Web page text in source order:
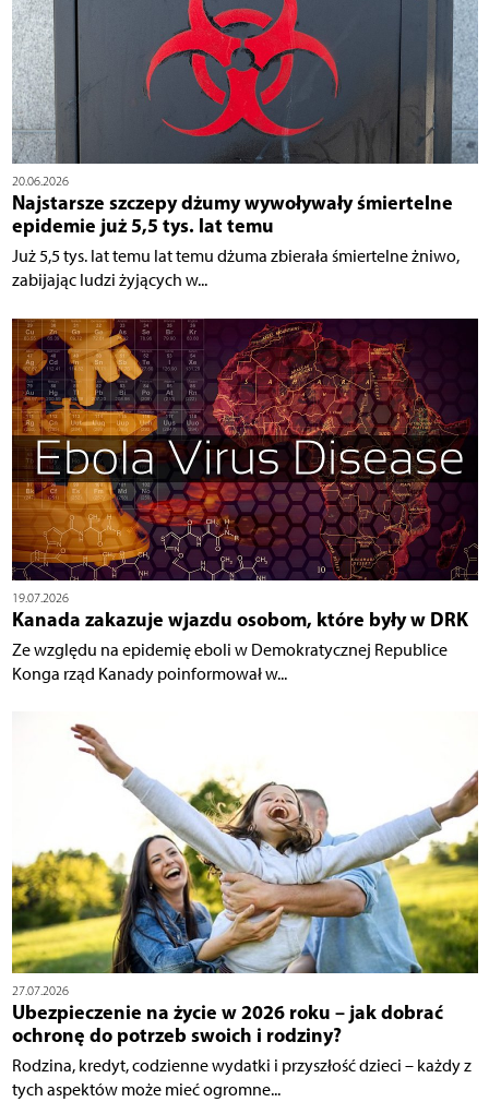
20.06.2026
Najstarsze szczepy dżumy wywoływały śmiertelne
epidemie już 5,5 tys. lat temu
Już 5,5 tys. lat temu lat temu dżuma zbierała śmiertelne żniwo,
zabijając ludzi żyjących w...
19.07.2026
Kanada zakazuje wjazdu osobom, które były w DRK
Ze względu na epidemię eboli w Demokratycznej Republice
Konga rząd Kanady poinformował w...
27.07.2026
Ubezpieczenie na życie w 2026 roku – jak dobrać
ochronę do potrzeb swoich i rodziny?
Rodzina, kredyt, codzienne wydatki i przyszłość dzieci – każdy z
tych aspektów może mieć ogromne...